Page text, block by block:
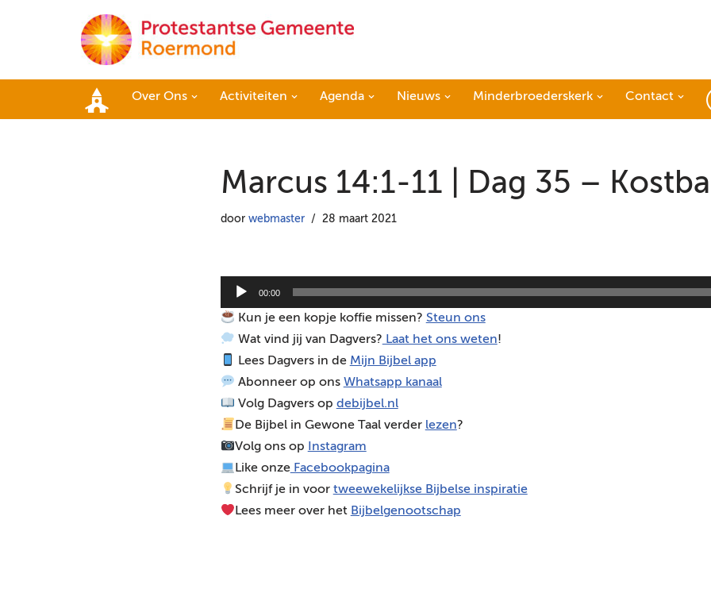
Home
Over Ons Activiteiten Agenda Nieuws Minderbroederskerk
Contact
Marcus 14:1-11 | Dag 35 –
door webmaster 28 maart 2021
u
00:00
Kun je een kopje koffie missen? Steun ons
Wat vind jij van Dagvers? Laat het ons weten!
Lees Dagvers in de Mijn Bijbel app
Abonneer op ons Whatsapp kanaal
Volg Dagvers op debijbel.nl
De Bijbel in Gewone Taal verder lezen?
Volg ons op
Instagram
Like onzeFacebookpagina
Schrijf je in voor tweewekelijkse Bijbelse inspiratie
Lees meer over het Bijbelgenootschap